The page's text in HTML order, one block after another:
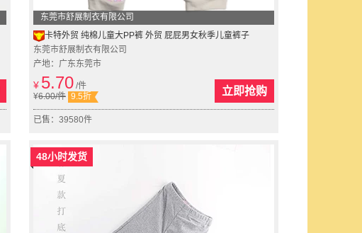
东莞市舒展制衣有限公司
卡特外贸 纯棉儿童大PP裤 外贸 屁屁男女秋季儿童裤子
东莞市舒展制衣有限公司
产地：广东东莞市
¥ 5.70 /件
¥6.00/件 9.5折 立即抢购
已售：39580件
48小时发货